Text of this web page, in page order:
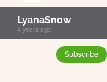
LyanaSnow
4 years ago
Subscribe